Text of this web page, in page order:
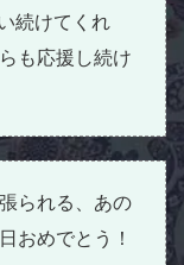
続けてくれ
も応援し続け
られる、あの
おめでとう！